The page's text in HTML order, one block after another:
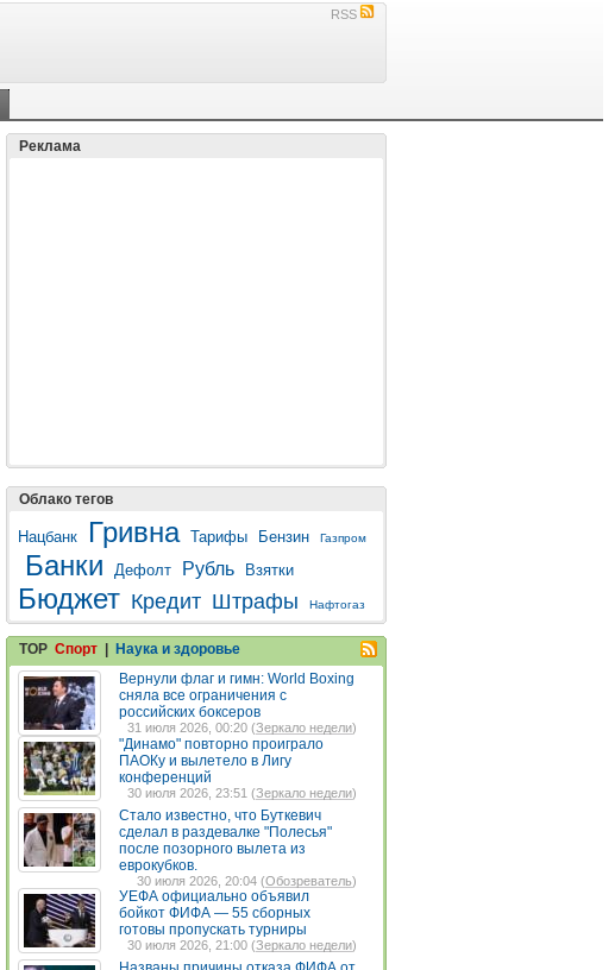
RSS
Реклама
Облако тегов
Нацбанк Гривна Тарифы Бензин Газпром
Банки Дефолт Рубль Взятки
Бюджет Кредит Штрафы Нафтогаз
TOP Спорт
Наука и здоровье
Вернули флаг и гимн: World Boxing
сняла все ограничения с
российских боксеров
31 июля 2026, 00:20 (Зеркало недели)
"Динамо" повторно проиграло
ПАОКу и вылетело в Лигу
конференций
30 июля 2026, 23:51 (Зеркало недели)
Стало известно, что Буткевич
сделал в раздевалке "Полесья"
после позорного вылета из
еврокубков.
30 июля 2026, 20:04 (Обозреватель)
УЕФА официально объявил
бойкот ФИФА — 55 сборных
готовы пропускать турниры
30 июля 2026, 21:00 (Зеркало недели)